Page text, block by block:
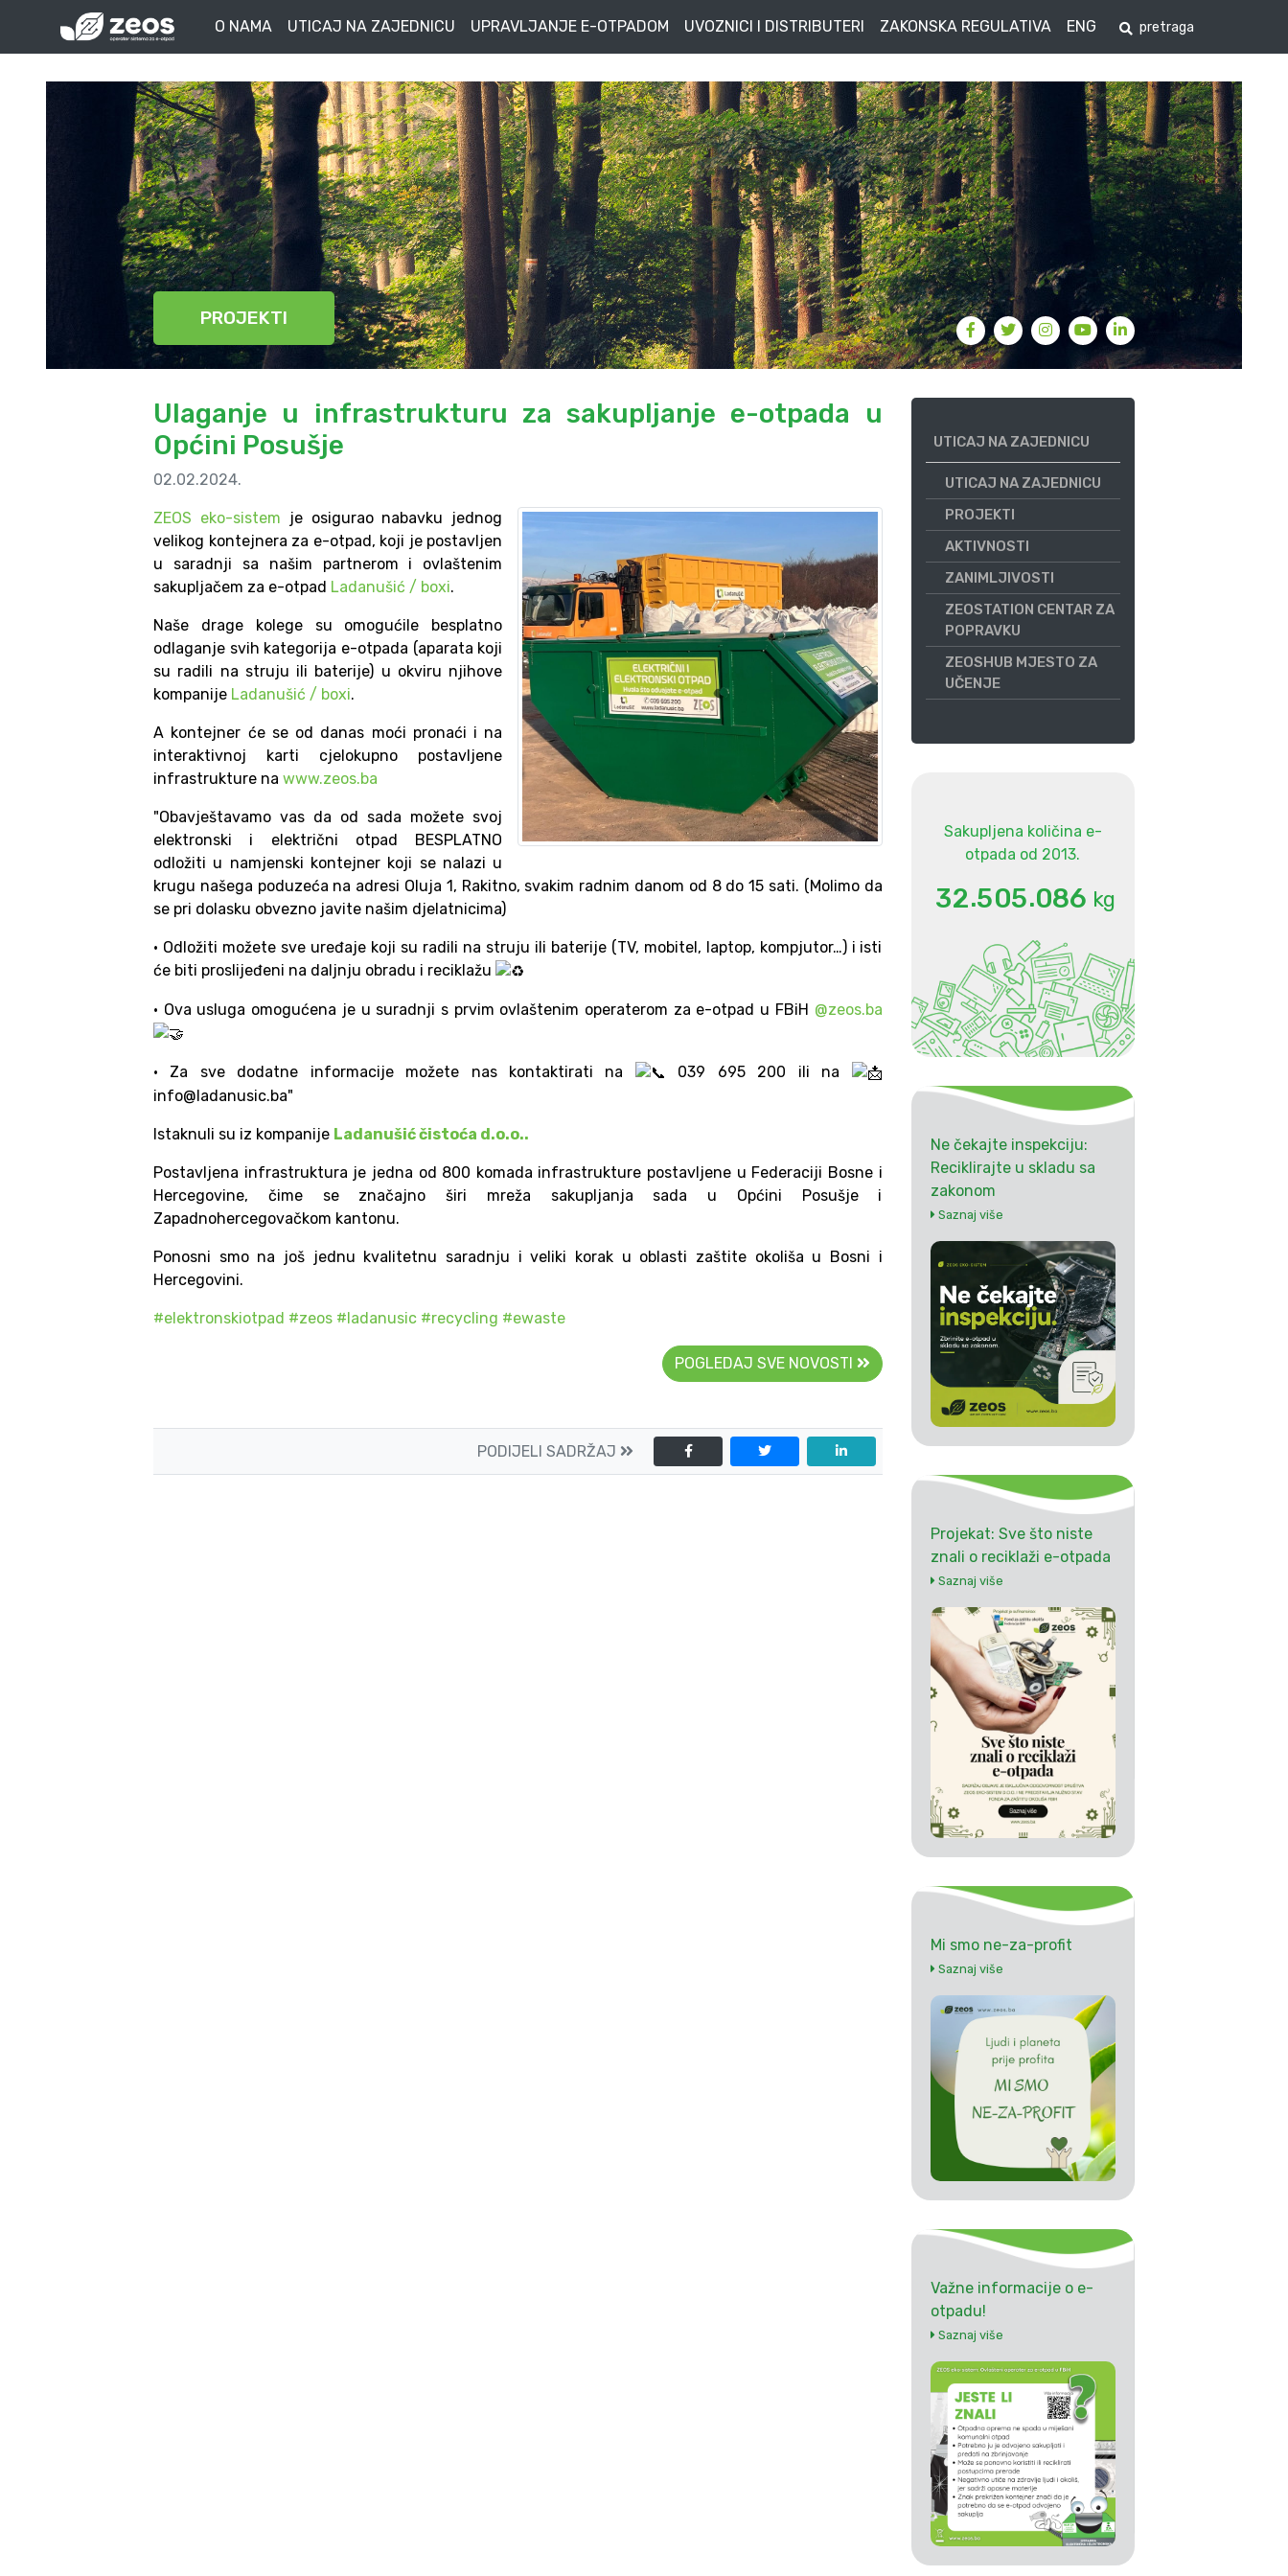
O NAMA UTICAJ NA ZAJEDNICU UPRAVLJANJE E-OTPADOM UVOZNICI I DISTRIBUTERI ZAKONSKA REGULATIVA ENG
PROJEKTI
Ulaganje u infrastrukturu za sakupljanje e-otpada u
Općini Posušje
02.02.2024.
ZEOS eko-sistem je osigurao nabavku jednog
velikog kontejnera za e-otpad, koji je postavljen
u saradnji sa našim partnerom i ovlaštenim
sakupljačem za e-otpad Ladanušić / boxi.
Naše drage kolege su omogućile besplatno
odlaganje svih kategorija e-otpada (aparata koji
su radili na struju ili baterije) u okviru njihove
kompanije Ladanušić / boxi.
A kontejner će se od danas moći pronaći i na
interaktivnoj karti cjelokupno postavljene
infrastrukture na www.zeos.ba
"Obavještavamo vas da od sada možete svoj
elektronski i električni otpad BESPLATNO
odložiti u namjenski kontejner koji se nalazi u
krugu našega poduzeća na adresi Oluja 1, Rakitno, svakim radnim danom od 8 do 15 sati. (Molimo da
se pri dolasku obvezno javite našim djelatnicima)
• Odložiti možete sve uređaje koji su radili na struju ili baterije (TV, mobitel, laptop, kompjutor…) i isti
će biti proslijeđeni na daljnju obradu i reciklažu
• Ova usluga omogućena je u suradnji s prvim ovlaštenim operaterom za e-otpad u FBiH @zeos.ba
• Za sve dodatne informacije možete nas kontaktirati na
039 695 200 ili na
info@ladanusic.ba"
Istaknuli su iz kompanije Ladanušić čistoća d.o.o..
Postavljena infrastruktura je jedna od 800 komada infrastrukture postavljene u Federaciji Bosne i
Hercegovine, čime se značajno širi mreža sakupljanja sada u Općini Posušje i
Zapadnohercegovačkom kantonu.
Ponosni smo na još jednu kvalitetnu saradnju i veliki korak u oblasti zaštite okoliša u Bosni i
Hercegovini.
#elektronskiotpad #zeos #ladanusic #recycling #ewaste
POGLEDAJ SVE NOVOSTI
PODIJELI SADRŽAJ
UTICAJ NA ZAJEDNICU
UTICAJ NA ZAJEDNICU
PROJEKTI
AKTIVNOSTI
ZANIMLJIVOSTI
ZEOSTATION CENTAR ZA
POPRAVKU
ZEOSHUB MJESTO ZA
UČENJE
Sakupljena količina e-
otpada od 2013.
32.505.086 kg
Ne čekajte inspekciju:
Reciklirajte u skladu sa
zakonom
Saznaj više
Projekat: Sve što niste
znali o reciklaži e-otpada
Saznaj više
Mi smo ne-za-profit
Saznaj više
Važne informacije o e-
otpadu!
Saznaj više